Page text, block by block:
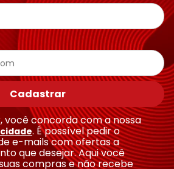
Cadastrar
você concorda com a nossa
. É possível pedir o
e-mails com ofertas a
que desejar. Aqui você
compras e não recebe